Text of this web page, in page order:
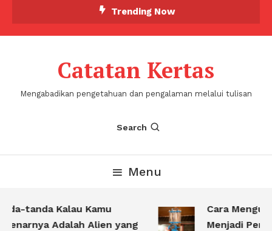
Trending Now
Catatan Kertas
Mengabadikan pengetahuan dan pengalaman melalui tulisan
Search
Menu
tanda Kalau Kamu
Adalah Alien yang
Cara
Menjadi